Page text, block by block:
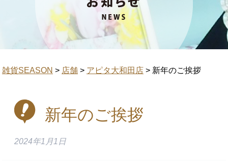
雑貨SEASON > 店舗 > アピタ大和田店 > 新年のご挨拶
新年のご挨拶
2024年1月1日